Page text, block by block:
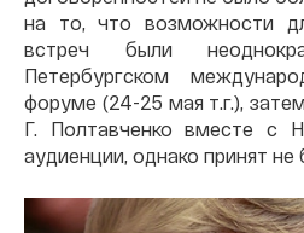
на то, что возможности
встреч были
Петербургском
форуме (24-25 мая т.г.),
Г. Полтавченко вместе с
аудиенции, однако принят не